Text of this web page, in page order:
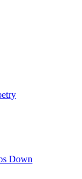
Down